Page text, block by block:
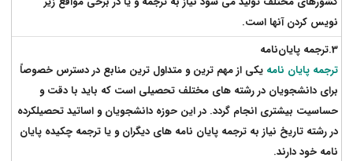
نویس کردن آنها است.
3.ترجمه پایان‌نامه
ترجمه پایان نامه یکی از مهم ترین و متداول ترین منابع در دسترس خصوصاً
برای دانشجویان در رشته های مختلف تحصیلی است که باید با دقت و
حساسیت بیشتری انجام گردد. در این حوزه دانشجویان و اساتید تحصیلکرده
در رشته تاریخ نیاز به ترجمه پایان نامه های دیگران و یا ترجمه چکیده پایان
نامه خود دارند.